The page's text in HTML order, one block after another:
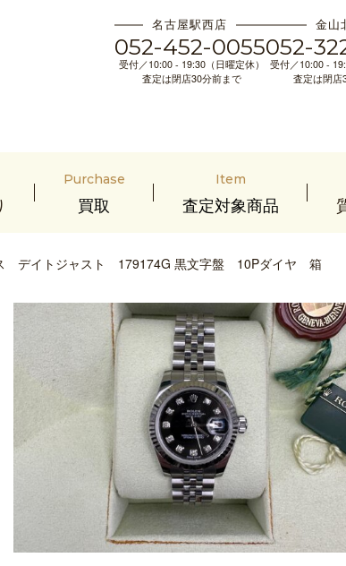
名古屋駅西店
052-452-0055
受付／10:00 - 19:30（日曜定休）
査定は閉店30分前まで
金山
052-
受付／10:00 -
査定は閉店
Purchase
買取
Item
査定対象商品
ス デイトジャスト 179174G 黒文字盤 10Pダイヤ 箱